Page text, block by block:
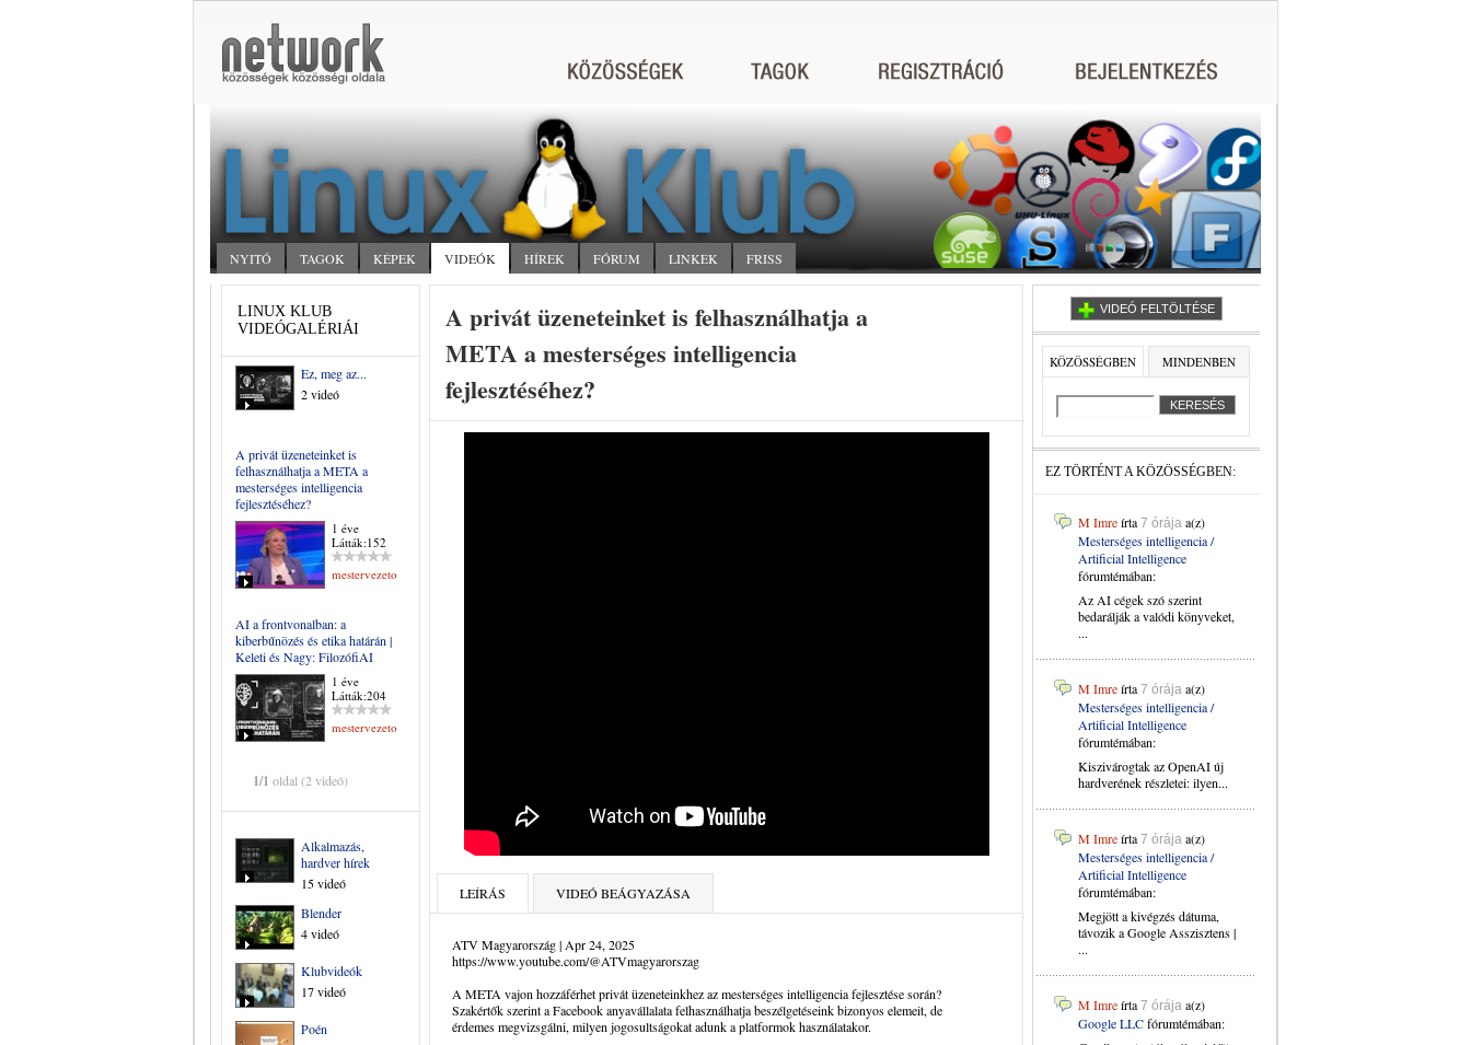
NYITÓ TAGOK KÉPEK VIDEÓK HÍREK FÓRUM LINKEK FRISS
LINUX KLUB
VIDEÓGALÉRIÁI
Ez, meg az...
2 videó
A privát üzeneteinket is
felhasználhatja a META a
mesterséges intelligencia
fejlesztéséhez?
1 éve
Látták:152
mestervezeto
AI a frontvonalban: a
kiberbűnözés és etika határán |
Keleti és Nagy: FilozófiAI
1 éve
Látták:204
mestervezeto
1/1 oldal (2 videó)
Alkalmazás,
hardver hírek
15 videó
Blender
4 videó
Klubvideók
17 videó
Poén
A privát üzeneteinket is felhasználhatja a
META a mesterséges intelligencia
fejlesztéséhez?
LEÍRÁS VIDEÓ BEÁGYAZÁSA
ATV Magyarország | Apr 24, 2025
https://www.youtube.com/@ATVmagyarorszag
A META vajon hozzáférhet privát üzeneteinkhez az mesterséges intelligencia fejlesztése során?
Szakértők szerint a Facebook anyavállalata felhasználhatja beszélgetéseink bizonyos elemeit, de
érdemes megvizsgálni, milyen jogosultságokat adunk a platformok használatakor.
VIDEÓ FELTÖLTÉSE
KÖZÖSSÉGBEN MINDENBEN
EZ TÖRTÉNT A KÖZÖSSÉGBEN:
M Imreírta 7 órája a(z)
Mesterséges intelligencia /
Artificial Intelligence
fórumtémában:
Az AI cégek szó szerint
bedarálják a valódi könyveket,
...
M Imreírta 7 órája a(z)
Mesterséges intelligencia /
Artificial Intelligence
fórumtémában:
Kiszivárogtak az OpenAI új
hardverének részletei: ilyen...
M Imreírta 7 órája a(z)
Mesterséges intelligencia /
Artificial Intelligence
fórumtémában:
Megjött a kivégzés dátuma,
távozik a Google Asszisztens |
...
M Imreírta 7 órája a(z)
Google LLCfórumtémában: